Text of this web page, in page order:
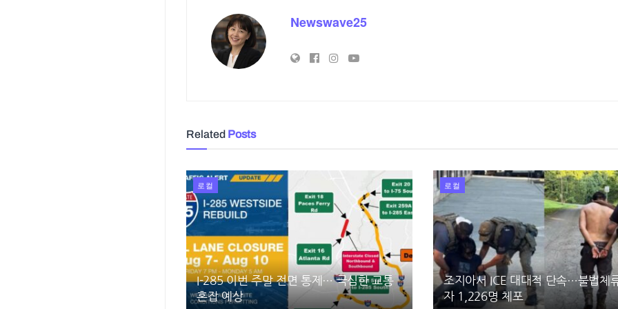
Newswave25
Related Posts
로컬
I-285 이번 주말 전면 통제… 극심한 교통
혼잡 예상
로컬
조지아서 ICE 대대적 단속…불법체
자 1,226명 체포